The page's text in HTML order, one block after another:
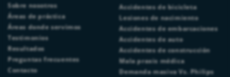
Sobre nosotros
Áreas de práctica
Áreas donde servimos
Testimonios
Resultados
Preguntas frecuentes
Contacto
Accidentes de bicicleta
Lesiones de nacimiento
Accidentes de embarcaciones
Accidentes de auto
Accidentes de construcción
Mala praxis médica
Demanda masiva Vs. Philips